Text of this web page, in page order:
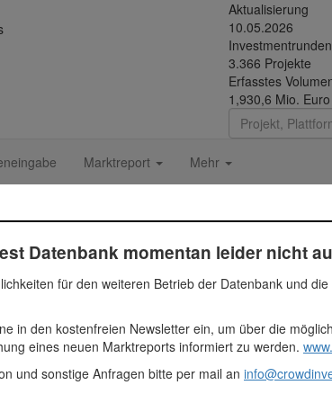
Aktualisierung
10.05.2026
Investmentrunden
3.366 Projekte
Erfasstes
1,930,6 Mio. Euro
Marktreport Mehr
Hotelgebäudes nahe der Messe München.
Euro
Datenbank momentan leider nicht
für den weiteren Betrieb der Datenbank und
in den kostenfreien Newsletter ein, um über die
eines neuen Marktreports informiert zu werden.
und sonstige Anfragen bitte per mail an